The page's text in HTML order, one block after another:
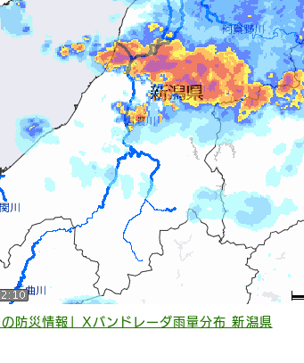
防災情報」Xバンドレーダ雨量分布 新潟県